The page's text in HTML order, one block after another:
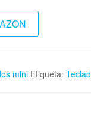
mini Etiqueta: